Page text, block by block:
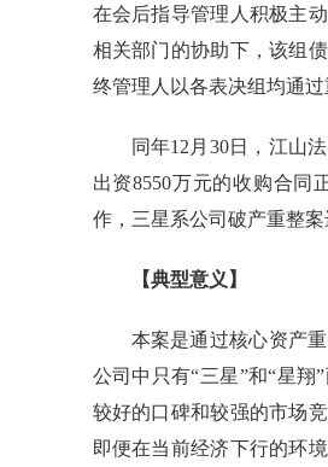
在会后指导管理人积极主
相关部门的协助下，该组
终管理人以各表决组均通
同年12月30日，江山
出资8550万元的收购合同
作，三星系公司破产重整
【典型意义】
本案是通过核心资产
公司中只有“三星”和“星
较好的口碑和较强的市场
即便在当前经济下行的环